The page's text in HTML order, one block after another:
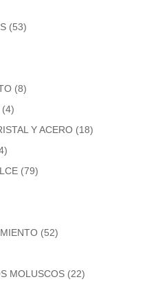
(53)
(8)
(4)
Y ACERO (18)
(79)
(52)
MOLUSCOS (22)